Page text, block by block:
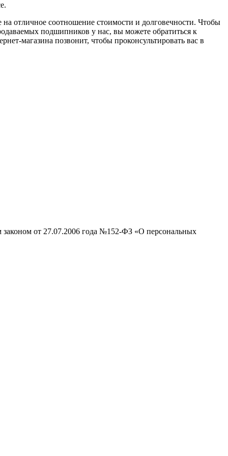
отличное соотношение стоимости и долговечности. Чтобы
подшипников у нас, вы можете обратиться к
магазина позвонит, чтобы проконсультировать вас в
законом от 27.07.2006 года №152-ФЗ «О персональных